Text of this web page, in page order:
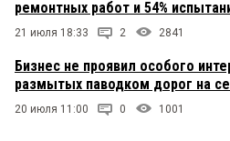
ремонтных работ и 54%
21 июля 18:33 2 2841
Бизнес не проявил особого
размытых паводком дорог на
20 июля 11:00 0 1001